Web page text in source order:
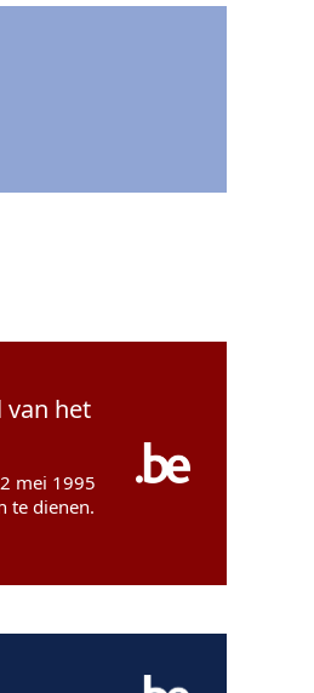
van het
mei 1995
te dienen.